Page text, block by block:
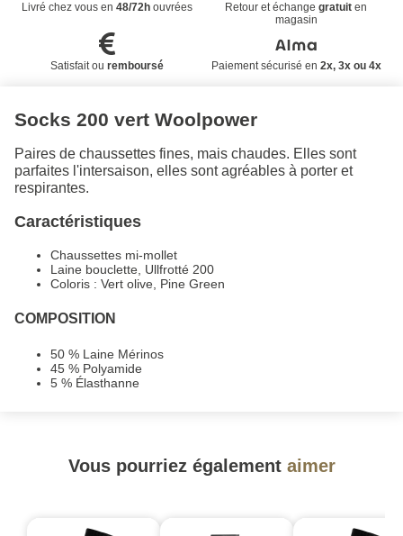
Livré chez vous en 48/72houvrées Retour et échangegratuit en
magasin
Satisfait ou remboursé Paiement sécurisé en 2x, 3x ou 4x
Socks 200 vert Woolpower
Paires de chaussettes fines, mais chaudes. Elles sont
parfaites l'intersaison, elles sont agréables à porter et
respirantes.
Caractéristiques
Chaussettes mi-mollet
Laine bouclette, Ullfrotté 200
Coloris : Vert olive, Pine Green
COMPOSITION
50 % Laine Mérinos
45 % Polyamide
5 % Élasthanne
Vous pourriez également aimer